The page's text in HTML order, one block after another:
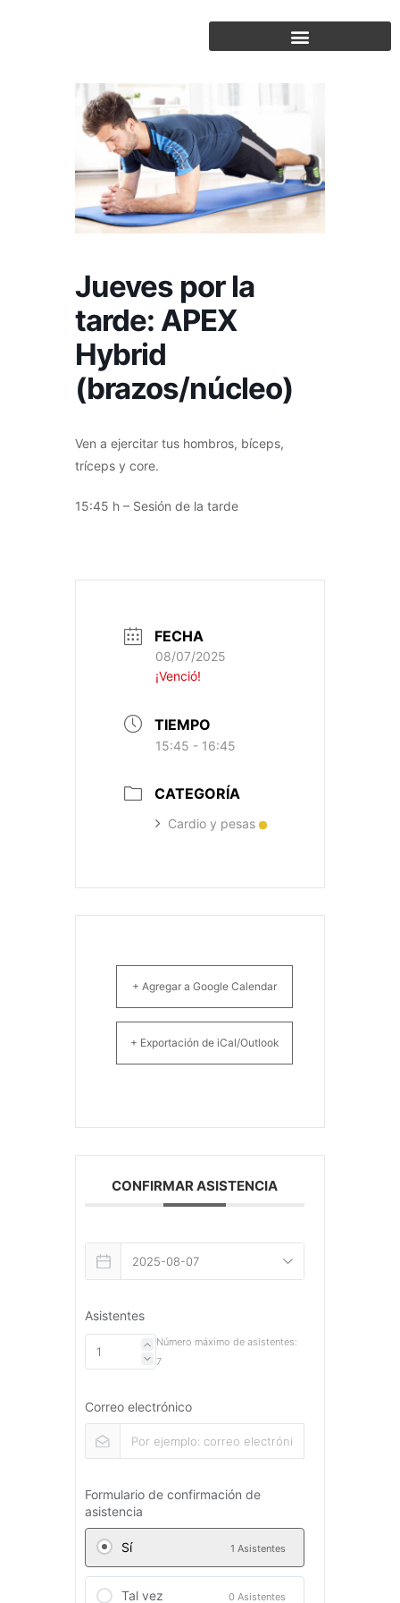
Jueves por la
tarde: APEX
Hybrid
(brazos/núcleo)
Ven a ejercitar tus hombros, bíceps,
tríceps y core.
15:45 h – Sesión de la tarde
FECHA
08/07/2025
¡Venció!
TIEMPO
15:45 - 16:45
CATEGORÍA
Cardio y pesas
+ Agregar a Google Calendar
+ Exportación de iCal/Outlook
CONFIRMAR ASISTENCIA
Asistentes
Número máximo de asistentes:
7
Correo electrónico
Formulario de confirmación de
asistencia
Sí 1 Asistentes
Tal vez 0 Asistentes